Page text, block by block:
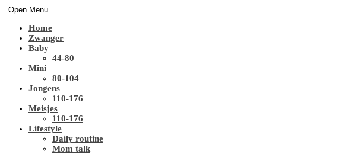
Open Menu
Home
Zwanger
Baby
44-80
Mini
80-104
Jongens
110-176
Meisjes
110-176
Lifestyle
Daily routine
Mom talk